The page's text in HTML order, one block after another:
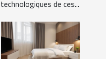
technologiques de ces...